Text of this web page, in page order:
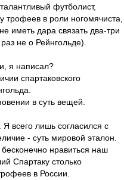
футболист,
трофеев в роли ногомячиста,
иметь дара связать два-три
не о Рейнгольде).
я написал?
спартаковского
в суть вещей.
всего лишь согласился с
- суть мировой эталон.
нравиться наш
Спартаку столько
в России.